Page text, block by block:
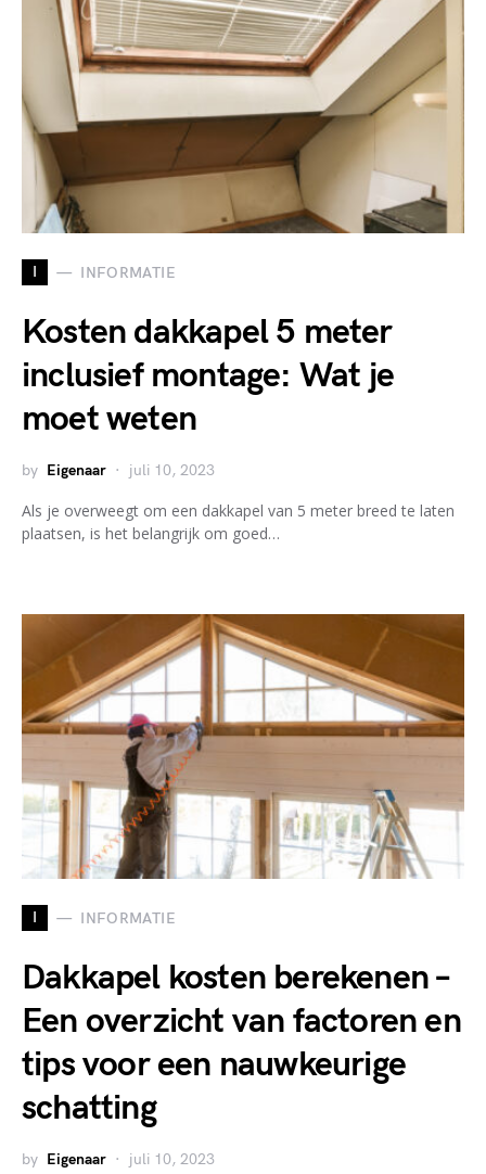
I INFORMATIE
Kosten dakkapel 5 meter
inclusief montage: Wat je
moet weten
by Eigenaar juli 10, 2023
Als je overweegt om een dakkapel van 5 meter breed te laten
plaatsen, is het belangrijk om goed…
I INFORMATIE
Dakkapel kosten berekenen –
Een overzicht van factoren en
tips voor een nauwkeurige
schatting
by Eigenaar juli 10, 2023